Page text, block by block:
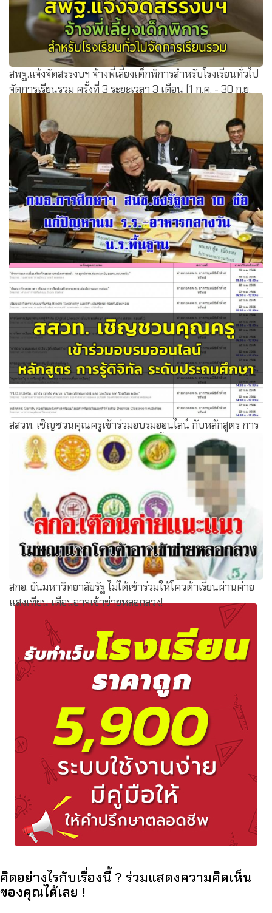
สพฐ.แจ้งจัดสรรงบฯ จ้างพี่เลี้ยงเด็กพิการสำหรับโรงเรียนทั่วไป
จัดการเรียนรวม ครั้งที่ 3 ระยะเวลา 3 เดือน (1 ก.ค. - 30 ก.ย.
2564)
กมธ.การศึกษาฯ สนช.ชงรัฐบาล 10 ข้อ แก้ปัญหานม ร.ร.-
อาหารกลางวัน น.ร.พื้นฐาน
สสวท. เชิญชวนคุณครูเข้าร่วมอบรมออนไลน์ กับหลักสูตร การ
รู้ดิจิทัล ระดับประถมศึกษา และ โค้ดดิ้งด้วยโปรแกรม
Scratch
สกอ. ยันมหาวิทยาลัยรัฐ ไม่ได้เข้าร่วมให้โควต้าเรียนผ่านค่าย
แสงเทียน เตือนอาจเข้าข่ายหลอกลวง!
คิดอย่างไรกับเรื่องนี้ ? ร่วมแสดงความคิดเห็น
ของคุณได้เลย !